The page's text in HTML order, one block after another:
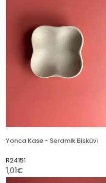
Yonca Kase - Seramik Bisküvi
R24151
1,01€